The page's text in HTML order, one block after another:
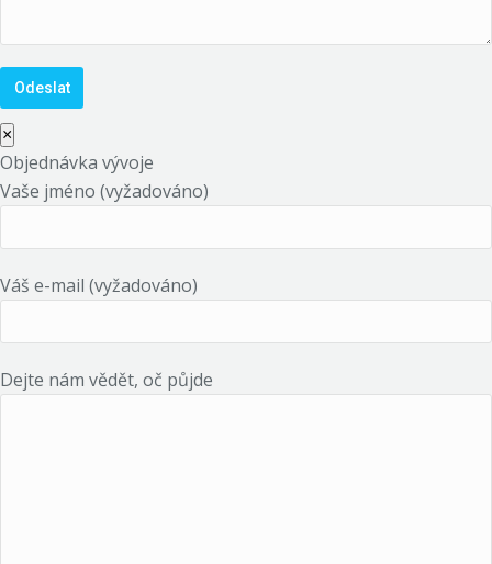
×
Objednávka vývoje
Vaše jméno (vyžadováno)
Váš e-mail (vyžadováno)
Dejte nám vědět, oč půjde